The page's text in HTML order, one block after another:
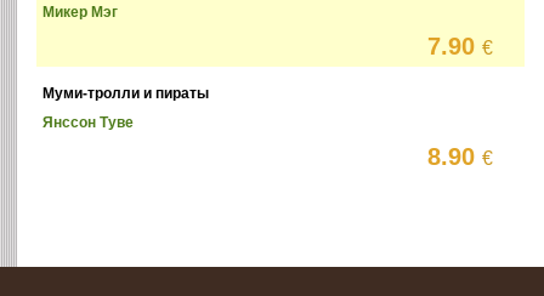
Микер Мэг
7.90€
Муми-тролли и пираты
Янссон Туве
8.90€